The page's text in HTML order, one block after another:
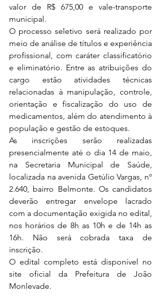
valor de R$ 675,00 e vale-transporte
municipal.
O processo seletivo será realizado por
meio de análise de títulos e experiência
profissional, com caráter classificatório
e eliminatório. Entre as atribuições do
cargo estão atividades técnicas
relacionadas à manipulação, controle,
orientação e fiscalização do uso de
medicamentos, além do atendimento à
população e gestão de estoques.
As inscrições serão realizadas
presencialmente até o dia 14 de maio,
na Secretaria Municipal de Saúde,
localizada na avenida Getúlio Vargas, nº
2.640, bairro Belmonte. Os candidatos
deverão entregar envelope lacrado
com a documentação exigida no edital,
nos horários de 8h as 10h e de 14h as
16h. Não será cobrada taxa de
inscrição.
O edital completo está disponível no
site oficial da Prefeitura de João
Monlevade.